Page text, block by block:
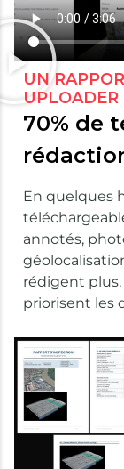
UN
UPLOADER
70% de
En quelques
annotés,
rédigent
priorisent les